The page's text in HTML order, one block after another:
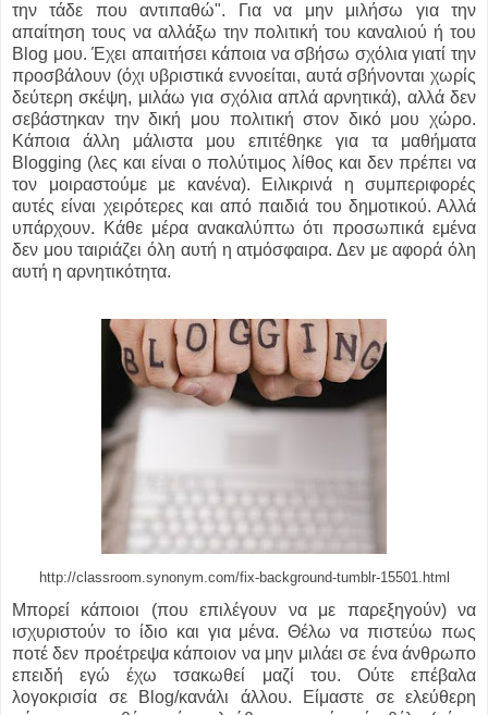
την τάδε που αντιπαθώ". Για να μην μιλήσω για την
απαίτηση τους να αλλάξω την πολιτική του καναλιού ή του
Blog μου. Έχει απαιτήσει κάποια να σβήσω σχόλια γιατί την
προσβάλουν (όχι υβριστικά εννοείται, αυτά σβήνονται χωρίς
δεύτερη σκέψη, μιλάω για σχόλια απλά αρνητικά), αλλά δεν
σεβάστηκαν την δική μου πολιτική στον δικό μου χώρο.
Κάποια άλλη μάλιστα μου επιτέθηκε για τα μαθήματα
Blogging (λες και είναι ο πολύτιμος λίθος και δεν πρέπει να
τον μοιραστούμε με κανένα). Ειλικρινά η συμπεριφορές
αυτές είναι χειρότερες και από παιδιά του δημοτικού. Αλλά
υπάρχουν. Κάθε μέρα ανακαλύπτω ότι προσωπικά εμένα
δεν μου ταιριάζει όλη αυτή η ατμόσφαιρα. Δεν με αφορά όλη
αυτή η αρνητικότητα.
http://classroom.synonym.com/fix-background-tumblr-15501.html
Μπορεί κάποιοι (που επιλέγουν να με παρεξηγούν) να
ισχυριστούν το ίδιο και για μένα. Θέλω να πιστεύω πως
ποτέ δεν προέτρεψα κάποιον να μην μιλάει σε ένα άνθρωπο
επειδή εγώ έχω τσακωθεί μαζί του. Ούτε επέβαλα
λογοκρισία σε Blog/κανάλι άλλου. Είμαστε σε ελεύθερη